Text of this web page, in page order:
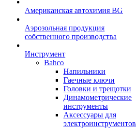
Американская автохимия BG
Аэрозольная продукция
собственного производства
Инструмент
Bahco
Напильники
Гаечные ключи
Головки и трещотки
Динамометрические
инструменты
Аксессуары для
электроинструментов